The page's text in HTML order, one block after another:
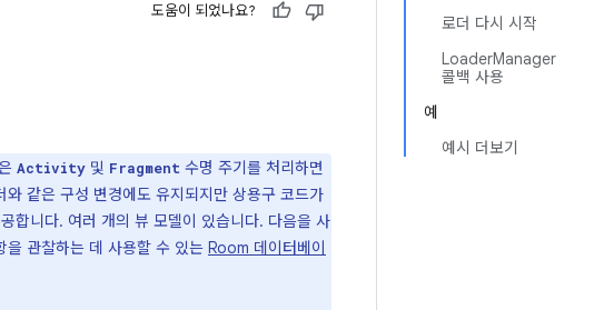
로더 다시 시작
LoaderManager
콜백 사용
예
예시 더보기
도움이 되었나요?
Activity 및 Fragment 수명 주기를 처리하면
와 같은 구성 변경에도 유지되지만 상용구 코드가
합니다. 여러 개의 뷰 모델이 있습니다. 다음을 사
을 관찰하는 데 사용할 수 있는 Room 데이터베이